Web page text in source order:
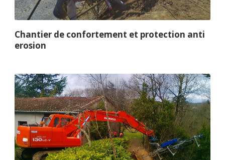
Chantier de confortement et protection anti
erosion